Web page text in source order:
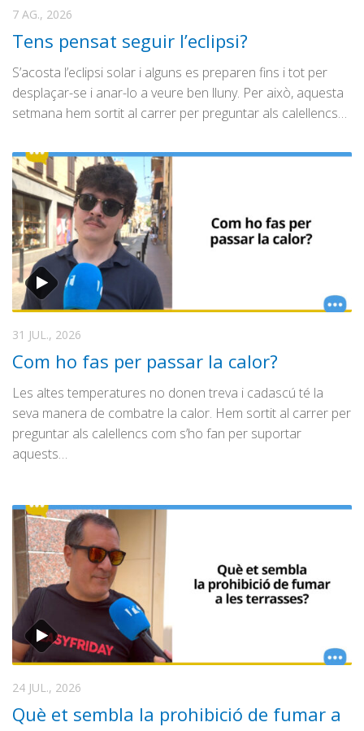
Publicitat
Coblejant
l’Enquesta
Entrevista Política
Fòrum Obert
Ona Maresme
Vídeonotícia
Especials/Altres
Calella Film Festival
La Ciutat
Cuines del Món
DogTips
Enderrocs
Fira i Festa Major
Temps d’estiu
El #Trapasser
Directes
7 AG., 2026
Tens pensat seguir l’eclipsi?
S’acosta l’eclipsi solar i alguns es preparen fins i tot per
desplaçar-se i anar-lo a veure ben lluny. Per això, aquesta
setmana hem sortit al carrer per preguntar als calellencs…
31 JUL., 2026
Com ho fas per passar la calor?
Les altes temperatures no donen treva i cadascú té la
seva manera de combatre la calor. Hem sortit al carrer per
preguntar als calellencs com s’ho fan per suportar
aquests…
24 JUL., 2026
Què et sembla la prohibició de fumar a